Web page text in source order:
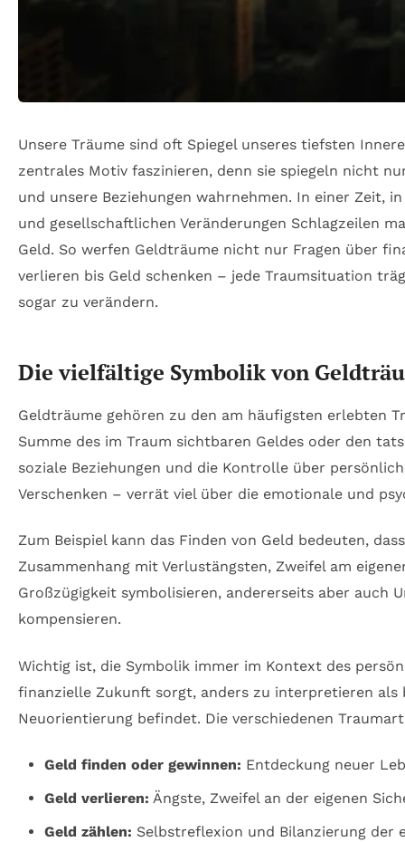
Unsere Träume sind oft Spiegel unseres tiefsten
zentrales Motiv faszinieren, denn sie spiegeln nicht
und unsere Beziehungen wahrnehmen. In einer Zeit,
und gesellschaftlichen Veränderungen Schlagzeilen
Geld. So werfen Geldträume nicht nur Fragen über
verlieren bis Geld schenken – jede Traumsituation
sogar zu verändern.
Die vielfältige Symbolik von
Geldträume gehören zu den am häufigsten erlebten
Summe des im Traum sichtbaren Geldes oder den
soziale Beziehungen und die Kontrolle über
Verschenken – verrät viel über die emotionale und
Zum Beispiel kann das Finden von Geld bedeuten,
Zusammenhang mit Verlustängsten, Zweifel am
Großzügigkeit symbolisieren, andererseits aber auch
kompensieren.
Wichtig ist, die Symbolik immer im Kontext des
finanzielle Zukunft sorgt, anders zu interpretieren als
Neuorientierung befindet. Die verschiedenen
Geld finden oder gewinnen: Entdeckung neuer
Geld verlieren: Ängste, Zweifel an der eigenen
Geld zählen: Selbstreflexion und Bilanzierung der